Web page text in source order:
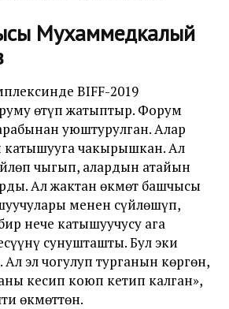
Мухаммедкалый
BIFF-2019
өтүп жатыптыр. Форум
уюштурулган. Алар
чакырышкан. Ал
чыгып, алардын атайын
Ал жактан өкмөт башчысы
менен сүйлөшүп,
нече катышуучусу ага
сунушташты. Бул эки
эл чогулуп турганын көргөн,
кесип коюп кетип калган»,
өкмөттөн.